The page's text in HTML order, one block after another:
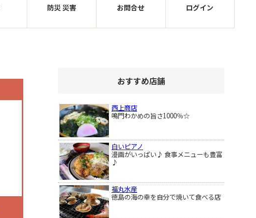
防災災害 お問合せ ログイン
おすすめ店舗
西上商店
鳴門わかめの旨さ1000％☆
白いピアノ
漫画がいっぱい♪ 食事メニューも豊富
♪
福丸水産
徳島の海の幸を自分で焼いて食べる店